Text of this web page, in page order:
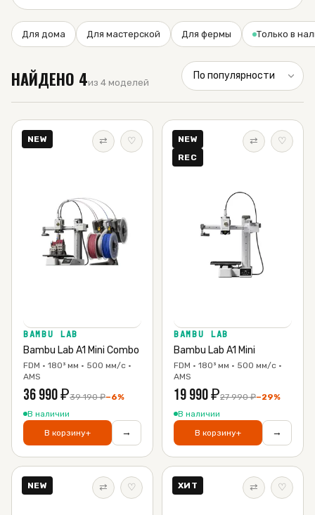
Для дома Для мастерской Для фермы Только в
НАЙДЕНО 4из 4 моделей
NEW ⇄ ♡
BAMBU LAB
Bambu Lab A1 Mini Combo
FDM · 180³ мм · 500 мм/с ·
AMS
36 990₽39 190₽−6%
В наличии
В корзину+ →
NEW
REC
⇄ ♡
BAMBU LAB
Bambu Lab A1 Mini
FDM · 180³ мм · 500 мм/с ·
AMS
19 990₽27 990₽−29%
В наличии
В корзину+ →
NEW ⇄ ♡ ХИТ ⇄ ♡